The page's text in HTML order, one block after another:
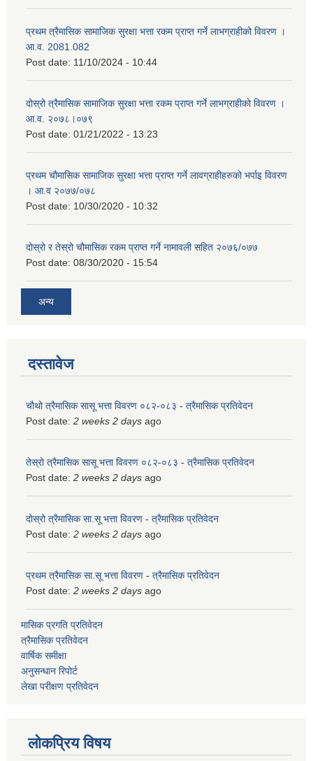
प्रथम त्रैमासिक सामाजिक सुरक्षा भत्ता रकम प्राप्त गर्ने लाभग्राहीको विवरण ।
आ.व. 2081.082
Post date: 11/10/2024 - 10:44
दोस्रो त्रैमासिक सामाजिक सुरक्षा भत्ता रकम प्राप्त गर्ने लाभग्राहीको विवरण ।
आ.व. २०७८।०७९
Post date: 01/21/2022 - 13:23
प्रथम चौमासिक सामाजिक सुरक्षा भत्ता प्राप्त गर्ने लावग्राहीहरुको भर्पाइ विवरण
। आ.व २०७७/०७८
Post date: 10/30/2020 - 10:32
दोस्रो र तेस्रो चौमासिक रकम प्राप्त गर्ने नामावली सहित २०७६/०७७
Post date: 08/30/2020 - 15:54
अन्य
दस्तावेज
चौथो त्रैमासिक सासू भत्ता विवरण ०८२-०८३ - त्रैमासिक प्रतिवेदन
Post date: 2 weeks 2 days ago
तेस्रो त्रैमासिक सासू भत्ता विवरण ०८२-०८३ - त्रैमासिक प्रतिवेदन
Post date: 2 weeks 2 days ago
दोस्रो त्रैमासिक सा.सू भत्ता विवरण - त्रैमासिक प्रतिवेदन
Post date: 2 weeks 2 days ago
प्रथम त्रैमासिक सा.सू भत्ता विवरण - त्रैमासिक प्रतिवेदन
Post date: 2 weeks 2 days ago
मासिक प्रगति प्रतिवेदन
त्रैमासिक प्रतिवेदन
वार्षिक समीक्षा
अनुसन्धान रिपोर्ट
लेखा परीक्षण प्रतिवेदन
लोकप्रिय विषय